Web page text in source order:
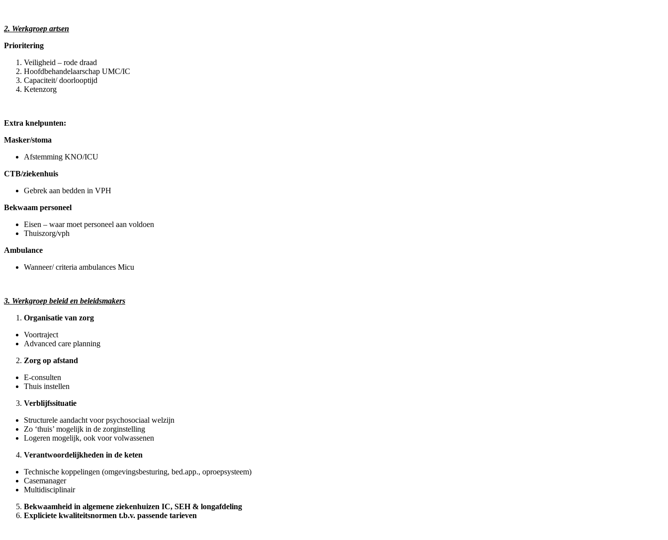
2. Werkgroep artsen
Prioritering
Veiligheid – rode draad
Hoofdbehandelaarschap UMC/IC
Capaciteit/ doorlooptijd
Ketenzorg
Extra knelpunten:
Masker/stoma
Afstemming KNO/ICU
CTB/ziekenhuis
Gebrek aan bedden in VPH
Bekwaam personeel
Eisen – waar moet personeel aan voldoen
Thuiszorg/vph
Ambulance
Wanneer/ criteria ambulances Micu
3. Werkgroep beleid en beleidsmakers
Organisatie van zorg
Voortraject
Advanced care planning
Zorg op afstand
E-consulten
Thuis instellen
Verblijfssituatie
Structurele aandacht voor psychosociaal welzijn
Zo ‘thuis’ mogelijk in de zorginstelling
Logeren mogelijk, ook voor volwassenen
Verantwoordelijkheden in de keten
Technische koppelingen (omgevingsbesturing, bed.app., oproepsysteem)
Casemanager
Multidisciplinair
Bekwaamheid in algemene ziekenhuizen IC, SEH & longafdeling
Expliciete kwaliteitsnormen t.b.v. passende tarieven